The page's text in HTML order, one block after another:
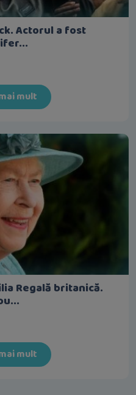
Actorul a fost
mult
Regală britanică.
mult